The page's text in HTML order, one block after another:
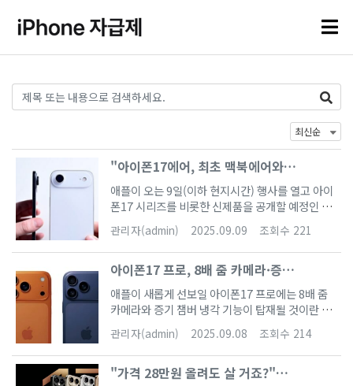
"아이폰17에어, 최초 맥북에어와
비슷"…근거는?
애플이 오는 9일(이하 현지시간) 행사를 열고 아이
폰17 시리즈를 비롯한 신제품을 공개할 예정인 가
운데 올해 처음으로 선보이는 슬림형 아이폰 ‘아이
폰17 에어’에 대한 전망이 나왔다.블룸버그 통신은
7일 파워온 뉴스레터를 통해 올해 출시될 아이폰1
7 에어의 향후 가능성과 방향성을 분석하는 기사를
보도했다.“아이폰17 에어, 2008년 출시된 맥북 에
어와 비슷”블룸버그 마크 거먼은 아이폰17 에어가
이번 행사의 주인공이긴 하지만 흥행은 쉽지 않을
것으로 전망했다. 20여 년 전 애플이 처음 맥북 에
이다.2008년 애플이 처음 맥북 에어를 공개했을 때
얇은 두께와 가벼운 무게로 많은 주목을 받았다. 이
관리자(admin) 2025.09.09 조회수 221
아이폰17 프로, 8배 줌 카메라·증기
챔버 냉각 기능 탑재
애플이 새롭게 선보일 아이폰17 프로에는 8배 줌
카메라와 증기 챔버 냉각 기능이 탑재될 것이란 전
망이 나왔다.IT매체 나인투파이브맥은 7일(이하
현지시간) 유명 IT 팁스터 주칸로스레브(@Jukan
losreve)가 엑스를 통해 공개한 국내 통신사에서
유출된 아이폰17 시리즈의 사양 정보를 보도했다.
관리자(admin) 2025.09.08 조회수 214
"가격 28만원 올려도 살 거죠?"…